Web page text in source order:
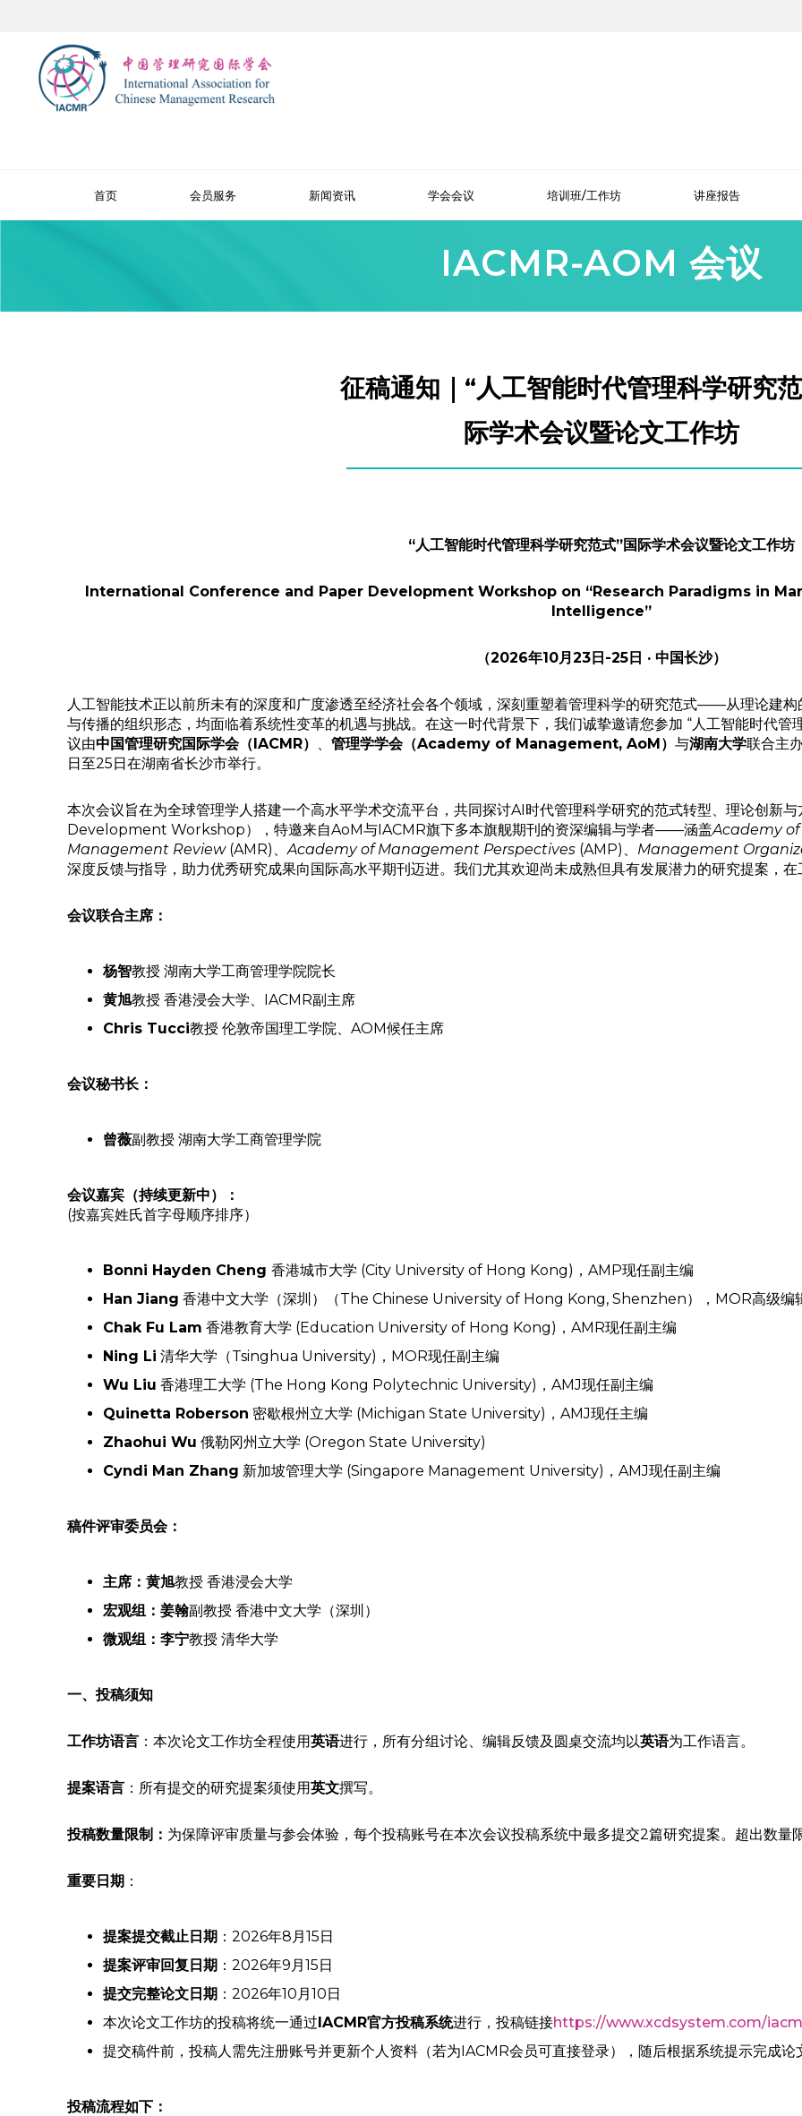
首页 会员服务 新闻资讯 学会会议 培训班/工作坊 讲座报告
IACMR-AOM 会议
征稿通知｜“人工智能时代管理科学研究
际学术会议暨论文工作坊
“人工智能时代管理科学研究范式”国际学术会议暨论文工作坊
International Conference and Paper Development Workshop on “Research Paradigms in
Intelligence”
（2026年10月23日-25日 · 中国长沙）
人工智能技术正以前所未有的深度和广度渗透至经济社会各个领域，深刻重塑着管理科学的研究范式——从理论建
与传播的组织形态，均面临着系统性变革的机遇与挑战。在这一时代背景下，我们诚挚邀请您参加 “人工智能时代
议由中国管理研究国际学会（IACMR） 、 管理学学会（Academy of Management, AoM） 与湖南大学联合主
日至25日在湖南省长沙市举行。
本次会议旨在为全球管理学人搭建一个高水平学术交流平台，共同探讨AI时代管理科学研究的范式转型、理论创新
Development Workshop），特邀来自AoM与IACMR旗下多本旗舰期刊的资深编辑与学者——涵盖Academy
Management Review (AMR)、Academy of Management Perspectives (AMP)、 Management
深度反馈与指导，助力优秀研究成果向国际高水平期刊迈进。我们尤其欢迎尚未成熟但具有发展潜力的研究提案，
会议联合主席：
杨智教授 湖南大学工商管理学院院长
黄旭教授 香港浸会大学、IACMR副主席
Chris Tucci教授 伦敦帝国理工学院、AOM候任主席
会议秘书长：
曾薇副教授 湖南大学工商管理学院
会议嘉宾（持续更新中）：
(按嘉宾姓氏首字母顺序排序）
Bonni Hayden Cheng 香港城市大学 (City University of Hong Kong)，AMP现任副主编
Han Jiang 香港中文大学（深圳）（The Chinese University of Hong Kong, Shenzhen），MOR高级编
Chak Fu Lam 香港教育大学 (Education University of Hong Kong)，AMR现任副主编
Ning Li 清华大学（Tsinghua University)，MOR现任副主编
Wu Liu 香港理工大学 (The Hong Kong Polytechnic University)，AMJ现任副主编
Quinetta Roberson 密歇根州立大学 (Michigan State University)，AMJ现任主编
Zhaohui Wu 俄勒冈州立大学 (Oregon State University)
Cyndi Man Zhang 新加坡管理大学 (Singapore Management University)，AMJ现任副主编
稿件评审委员会：
主席：黄旭教授 香港浸会大学
宏观组：姜翰副教授 香港中文大学（深圳）
微观组：李宁教授 清华大学
一、投稿须知
工作坊语言 ：本次论文工作坊全程使用英语进行，所有分组讨论、编辑反馈及圆桌交流均以英语为工作语言。
提案语言 ：所有提交的研究提案须使用英文撰写。
投稿数量限制： 为保障评审质量与参会体验，每个投稿账号在本次会议投稿系统中最多提交2篇研究提案。超出数量
重要日期 ：
提案提交截止日期 ：2026年8月15日
提案评审回复日期 ：2026年9月15日
提交完整论文日期 ：2026年10月10日
本次论文工作坊的投稿将统一通过IACMR官方投稿系统进行，投稿链接https://www.xcdsystem.com/
提交稿件前，投稿人需先注册账号并更新个人资料（若为IACMR会员可直接登录），随后根据系统提示完成论
投稿流程如下：